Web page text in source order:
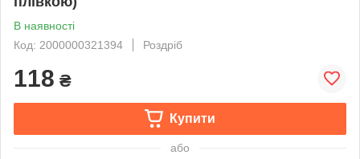
В наявності
Код: 2000000321394
Роздріб
118 ₴
Купити
або